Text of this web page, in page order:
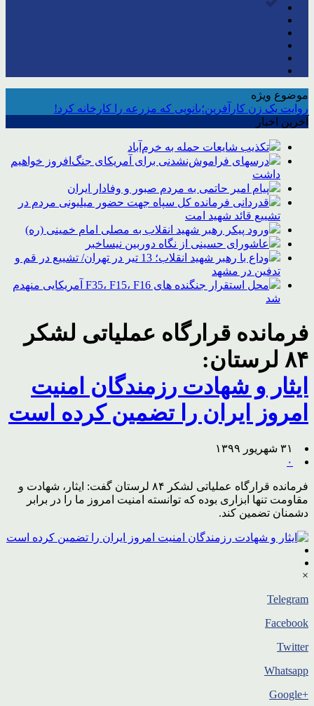
موضوع ویژه
روایت یک زن کارآفرین؛بانویی که مزرعه را کارخانه کرد!
آخرین اخبار
تکذیب شایعات حمله به خرم‌آباد
درسهای فراموش‌نشدنی برای آمریکای جنگ‌افروز خواهیم
داشت
پیام امیر حاتمی به مردم صبور و وفادار ایران
قدردانی فرمانده کل سپاه جهت حضور میلیونی مردم در
تشییع قائد شهید امت
ورود پیکر رهبر شهید انقلاب به مصلی امام خمینی (ره)
عاشورای حسینی از نگاه دوربین نیساخبر
وداع با رهبر شهید انقلاب؛ 13 تیر در تهران/ تشییع در قم و
تدفین در مشهد
محل استقرار جنگنده های F35، F15، F16 آمریکایی منهدم
شد
فرمانده قرارگاه عملیاتی لشکر
۸۴ لرستان:
ایثار و شهادت رزمندگان امنیت
امروز ایران را تضمین کرده است
۳۱ شهریور ۱۳۹۹
۰
فرمانده قرارگاه عملیاتی لشکر ۸۴ لرستان گفت: ایثار، شهادت و
مقاومت تنها ابزاری بوده که توانسته امنیت امروز ما را در برابر
دشمنان تضمین کند.
×
Telegram
Facebook
Twitter
Whatsapp
+Google